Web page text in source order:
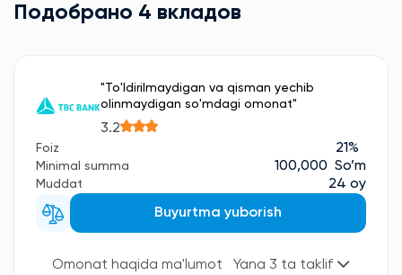
Подобрано 4 вкладов
"To'ldirilmaydigan va qisman yechib
olinmaydigan so'mdagi omonat"
3.2
Foiz 21%
Minimal summa 100,000 So’m
Muddat
24 oy
Buyurtma yuborish
Omonat haqida ma'lumot Yana 3 ta taklif